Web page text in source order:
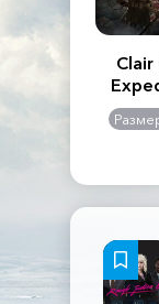
Creed
Clair